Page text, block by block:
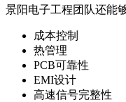
景阳电子工程团队还能
成本控制
热管理
PCB可靠性
EMI设计
高速信号完整性